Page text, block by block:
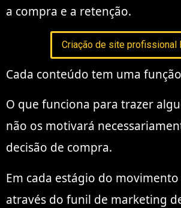
a compra e a retenção.
Criação de site profissional
Cada conteúdo tem uma
O que funciona para trazer
não os motivará
decisão de compra.
Em cada estágio do
através do funil de marketing